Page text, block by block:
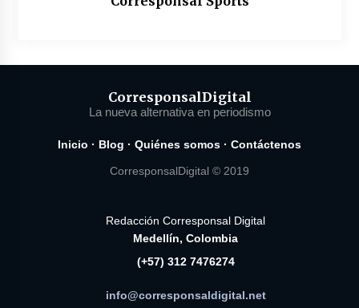
CorresponsalDigital
La nueva alternativa en periodismo
Inicio · Blog · Quiénes somos · Contáctenos
CorresponsalDigital © 2019
Redacción Corresponsal Digital
Medellín, Colombia
(+57) 312 7476274
info@corresponsaldigital.net